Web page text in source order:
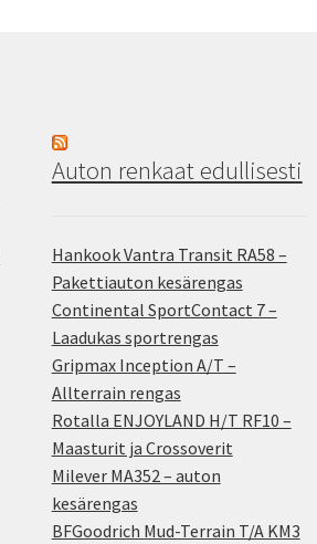
Auton renkaat edullisesti
Hankook Vantra Transit RA58 –
Pakettiauton kesärengas
Continental SportContact 7 –
Laadukas sportrengas
Gripmax Inception A/T –
Allterrain rengas
Rotalla ENJOYLAND H/T RF10 –
Maasturit ja Crossoverit
Milever MA352 – auton
kesärengas
BFGoodrich Mud-Terrain T/A KM3